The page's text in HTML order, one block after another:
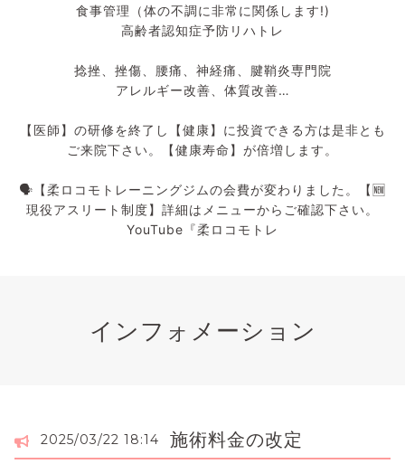
食事管理（体の不調に非常に関係します!)
高齢者認知症予防リハトレ
捻挫、挫傷、腰痛、神経痛、腱鞘炎専門院
アレルギー改善、体質改善…
【医師】の研修を終了し【健康】に投資できる方は是非とも
ご来院下さい。【健康寿命】が倍増します。
🗣️【柔ロコモトレーニングジムの会費が変わりました。【🆕
現役アスリート制度】詳細はメニューからご確認下さい。
YouTube『柔ロコモトレ
インフォメーション
2025/03/22 18:14 施術料金の改定